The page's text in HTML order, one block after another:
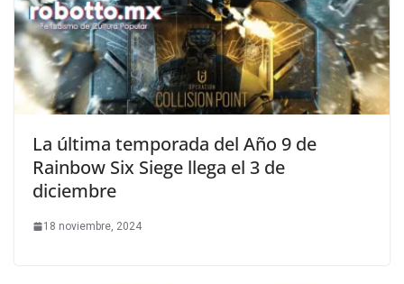
La última temporada del Año 9 de
Rainbow Six Siege llega el 3 de
diciembre
18 noviembre, 2024